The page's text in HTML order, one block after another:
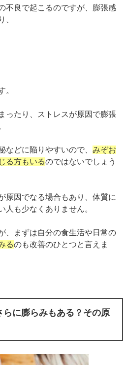
不良で起こるのですが、膨張感
、
。
ったり、ストレスが原因で膨張
などに陥りやすいので、みぞお
る方もいるのではないでしょう
原因でなる場合もあり、体質に
人も少なくありません。
、まずは自分の食生活や日常の
るのも改善のひとつと言えま
に膨らみもある？その原